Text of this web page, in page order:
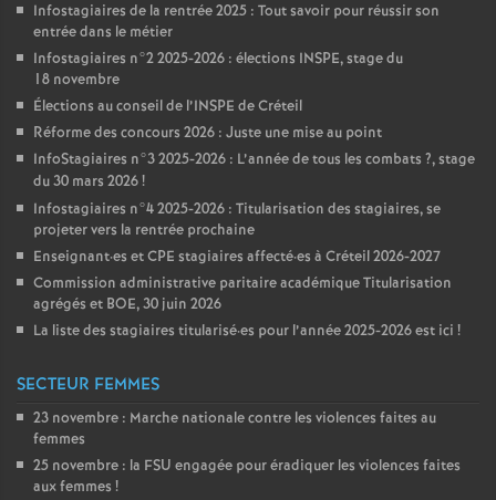
Infostagiaires de la rentrée 2025 : Tout savoir pour réussir son
entrée dans le métier
Infostagiaires n°2 2025-2026 : élections INSPE, stage du
18 novembre
Élections au conseil de l’INSPE de Créteil
Réforme des concours 2026 : Juste une mise au point
InfoStagiaires n°3 2025-2026 : L’année de tous les combats ?, stage
du 30 mars 2026!
Infostagiaires n°4 2025-2026 : Titularisation des stagiaires, se
projeter vers la rentrée prochaine
Enseignant·es etCPE stagiaires affecté·es à Créteil 2026-2027
Commission administrative paritaire académique Titularisation
agrégés et BOE, 30 juin 2026
La liste des stagiaires titularisé·es pour l’année 2025-2026 est ici !
SECTEUR FEMMES
23 novembre : Marche nationale contre les violences faites au
femmes
25 novembre : la FSU engagée pour éradiquer les violences faites
aux femmes !